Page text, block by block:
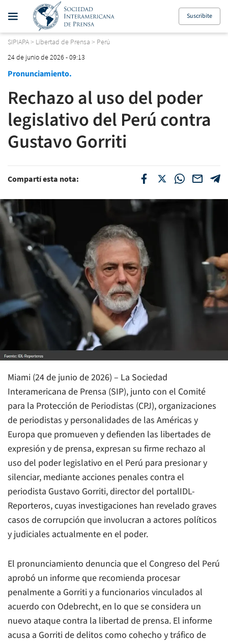
Suscribite
SIPIAPA> Libertad de Prensa > Perú
24 de junio de 2026 - 09:13
Pronunciamiento.
Rechazo al uso del poder
legislativo del Perú contra
Gustavo Gorriti
Compartí esta nota:
Miami (24 de junio de 2026) – La Sociedad
Interamericana de Prensa (SIP), junto con el Comité
para la Protección de Periodistas (CPJ), organizaciones
de periodistas y personalidades de las Américas y
Europa que promueven y defienden las libertades de
expresión y de prensa, expresan su firme rechazo al
uso del poder legislativo en el Perú para presionar y
silenciar, mediante acciones penales contra el
periodista Gustavo Gorriti, director del portalIDL-
Reporteros, cuyas investigaciones han revelado graves
casos de corrupción que involucran a actores políticos
y judiciales actualmente en el poder.
El pronunciamiento denuncia que el Congreso del Perú
aprobó un informe que recomienda procesar
penalmente a Gorriti y a funcionarios vinculados al
acuerdo con Odebrecht, en lo que se considera un
nuevo ataque contra la libertad de prensa. El informe
acusa a Gorriti de delitos como cohecho y tráfico de